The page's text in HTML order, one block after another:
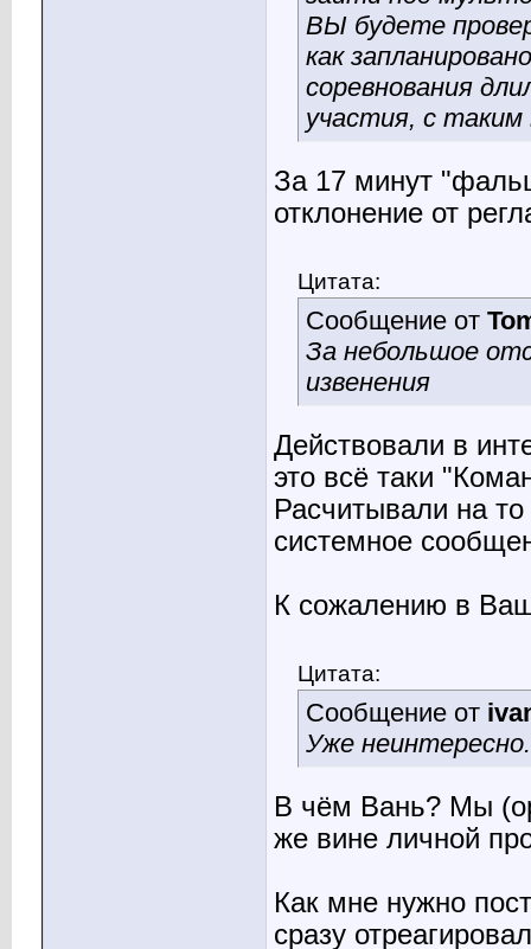
ВЫ будете
как
соревнования
участия, с
За 17 минут
отклонение от
Цитата:
Сообщение от
За небольшое
извенения
Действовали в
это всё таки
Расчитывали на
системное
К сожалению в
Цитата:
Сообщение от
Уже
В чём Вань? Мы
же вине личной
Как мне нужно
сразу